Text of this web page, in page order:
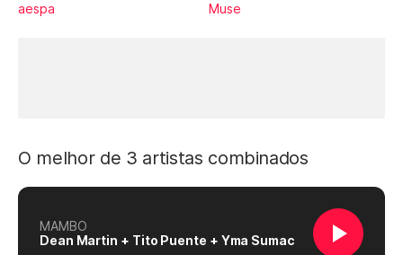
aespa Muse
O melhor de 3 artistas combinados
MAMBO
Dean Martin + Tito Puente + Yma Sumac